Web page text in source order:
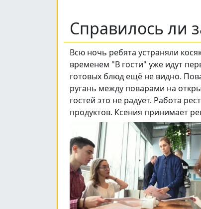
Справилось ли
Всю ночь ребята устраняли
временем "В гости" уже идут
готовых блюд ещё не видно.
ругань между поварами на
гостей это не радует. Работа
продуктов. Ксения принимает